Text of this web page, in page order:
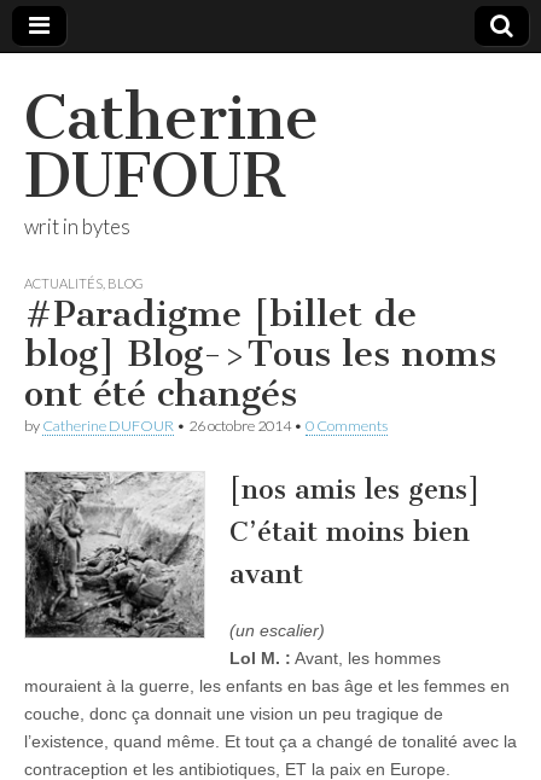
Catherine
DUFOUR
writ in bytes
ACTUALITÉS BLOG
#Paradigme [billet de
blog] Blog->Tous les noms
ont été changés
by Catherine DUFOUR • 26 octobre 2014• 0 Comments
[nos amis les gens]
C’était moins bien
avant
(un escalier)
Lol M. : Avant, les hommes
mouraient à la guerre, les enfants en bas âge et les femmes en
couche, donc ça donnait une vision un peu tragique de
l’existence, quand même. Et tout ça a changé de tonalité avec la
contraception et les antibiotiques, ET la paix en Europe.